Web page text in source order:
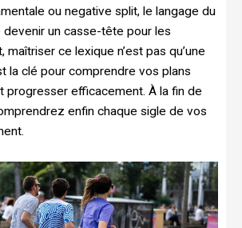
ou negative split, le langage du
un casse-tête pour les
maîtriser ce lexique n’est pas qu’une
la clé pour comprendre vos plans
progresser efficacement. À la fin de
enfin chaque sigle de vos